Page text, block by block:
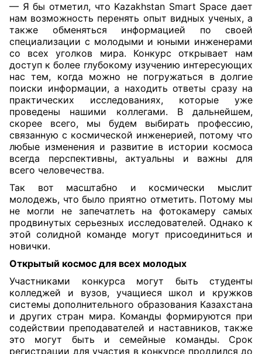
— Я бы отметил, что Kazakhstan Smart Space дает
нам возможность перенять опыт видных ученых, а
также обменяться информацией по своей
специализации с молодыми и юными инженерами
со всех уголков мира. Конкурс открывает нам
доступ к более глубокому изучению интересующих
нас тем, когда можно не погружаться в долгие
поиски информации, а находить ответы сразу на
практических исследованиях, которые уже
проведены нашими коллегами. В дальнейшем,
скорее всего, мы будем выбирать профессию,
связанную с космической инженерией, потому что
любые изменения и развитие в истории космоса
всегда перспективны, актуальны и важны для
всего человечества.
Так вот масштабно и космически мыслит
молодежь, что было приятно отметить. Потому мы
не могли не запечатлеть на фотокамеру самых
продвинутых серьезных исследователей. Однако к
этой солидной команде могут присоединиться и
новички.
Открытый космос для всех молодых
Участниками конкурса могут быть студенты
колледжей и вузов, учащиеся школ и кружков
системы дополнительного образования Казахстана
и других стран мира. Команды формируются при
содействии преподавателей и наставников, также
это могут быть и семейные команды. Срок
регистрации для участия в конкурсе продлился до